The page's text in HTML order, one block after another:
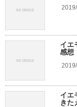
イエ
感想
イエ
きた